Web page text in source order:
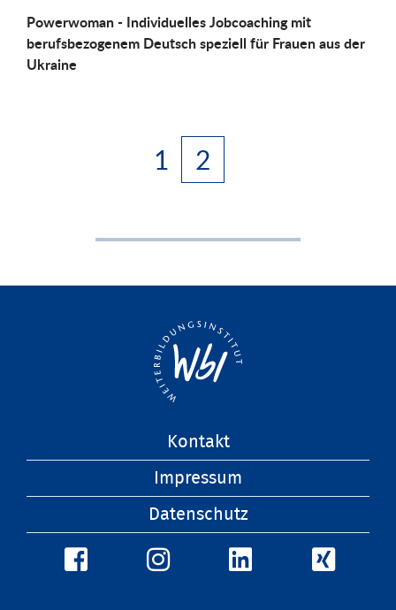
Powerwoman - Individuelles Jobcoaching mit
berufsbezogenem Deutsch speziell für Frauen aus der
Ukraine
1 2
Kontakt
Impressum
Datenschutz